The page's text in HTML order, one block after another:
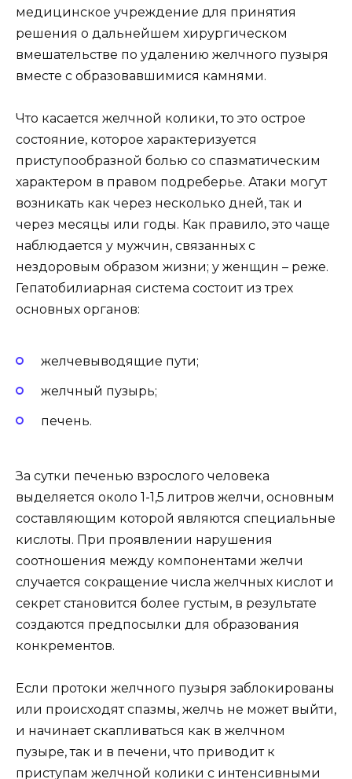
медицинское учреждение для принятия
решения о дальнейшем хирургическом
вмешательстве по удалению желчного пузыря
вместе с образовавшимися камнями.
Что касается желчной колики, то это острое
состояние, которое характеризуется
приступообразной болью со спазматическим
характером в правом подреберье. Атаки могут
возникать как через несколько дней, так и
через месяцы или годы. Как правило, это чаще
наблюдается у мужчин, связанных с
нездоровым образом жизни; у женщин – реже.
Гепатобилиарная система состоит из трех
основных органов:
желчевыводящие пути;
желчный пузырь;
печень.
За сутки печенью взрослого человека
выделяется около 1-1,5 литров желчи, основным
составляющим которой являются специальные
кислоты. При проявлении нарушения
соотношения между компонентами желчи
случается сокращение числа желчных кислот и
секрет становится более густым, в результате
создаются предпосылки для образования
конкрементов.
Если протоки желчного пузыря заблокированы
или происходят спазмы, желчь не может выйти,
и начинает скапливаться как в желчном
пузыре, так и в печени, что приводит к
приступам желчной колики с интенсивными